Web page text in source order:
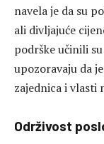
navela je da su
ali divljajuće
podrške učinili
upozoravaju da
zajednica i vlasti
Održivost